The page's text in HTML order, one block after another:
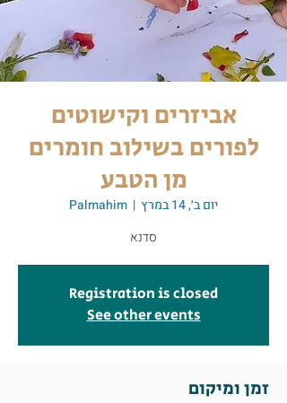
אביזרים וקישוטים
לפורים בשילוב חומרים
מן הטבע
יום ב׳, 14 במרץ
  |
Palmahim
סדנא
Registration is closed
See other events
זמן ומיקום